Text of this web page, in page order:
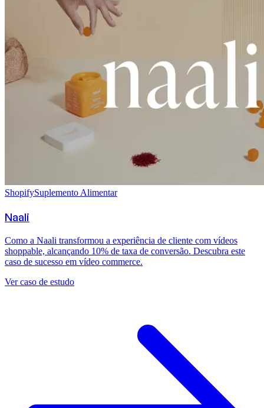
ShopifySuplemento Alimentar
Naali
Como a Naali transformou a experiência de cliente com vídeos
shoppable, alcançando 10% de taxa de conversão. Descubra este
caso de sucesso em vídeo commerce.
Ver caso de estudo